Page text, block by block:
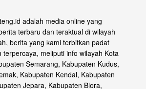
adalah media online yang
terbaru dan teraktual di wilayah
berita yang kami terbitkan padat
terpercaya, meliputi info wilayah Kota
Semarang, Kabupaten Kudus,
Kabupaten Kendal, Kabupaten
Jepara, Kabupaten Blora,